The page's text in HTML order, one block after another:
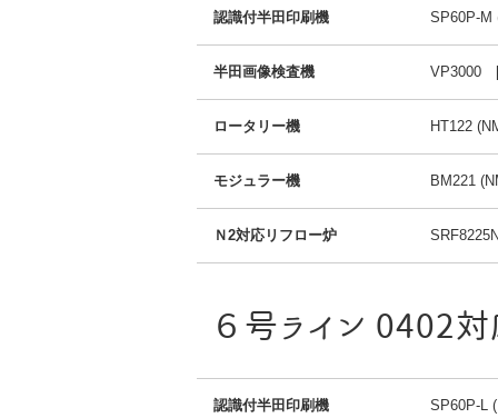
認識付半田印刷機 SP60P-
半田画像検査機 VP3000
ロータリー機 HT122
モジュラー機 BM221
Ｎ2対応リフロー炉
６号ライン 0402
認識付半田印刷機 SP60P-L